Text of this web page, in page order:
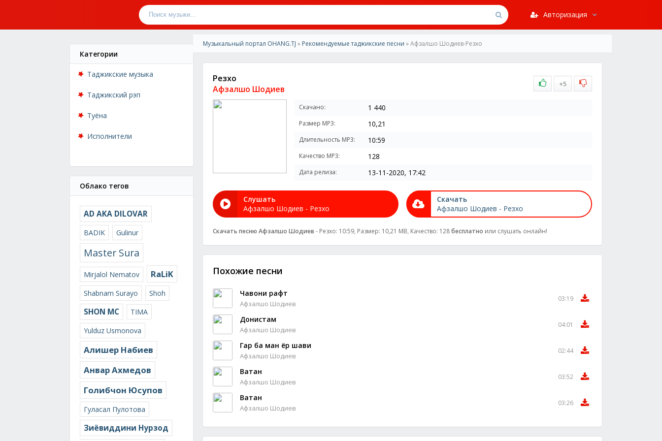
Авторизация
Категории
Таджикские музыка
Таджикский рэп
Туёна
Исполнители
Облако тегов
AD AKA DILOVAR
BADIK Gulinur
Master Sura
Mirjalol Nematov RaLiK
Shabnam Surayo Shoh
SHON MC
TIMA
Yulduz Usmonova
Алишер Набиев
Анвар Ахмедов
Голибчон Юсупов
Гуласал Пулотова
Зиёвиддини Нурзод
Музыкальный портал OHANG.TJ » Рекомендуемые таджикские песни » Афзалшо Шодиев-Резхо
Резхо
Афзалшо Шодиев
+5
Скачано: 1 440
Размер MP3: 10,21
Длительность MP3: 10:59
Качество MP3: 128
Дата релиза: 13-11-2020, 17:42
Слушать
Афзалшо Шодиев - Резхо
Скачать
Афзалшо Шодиев - Резхо
Скачать песню Афзалшо Шодиев - Резхо: 10:59, Размер: 10,21 MB, Качество: 128бесплатно или слушать онлайн!
Похожие песни
Чавони рафт
Афзалшо Шодиев
03:19
Донистам
Афзалшо Шодиев
04:01
Гар ба ман ёр шави
Афзалшо Шодиев
02:44
Ватан
Афзалшо Шодиев
03:52
Ватан
Афзалшо Шодиев
03:26